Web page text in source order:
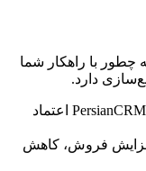
چطور با راهکار شما
دارد.
– ذکر نام برندهای ایرانی شناخته‌شده که به PersianCRM اعتماد
فروش، کاهش